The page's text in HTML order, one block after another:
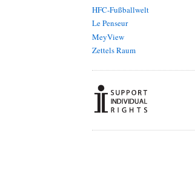
HFC-Fußballwelt
Le Penseur
MeyView
Zettels Raum